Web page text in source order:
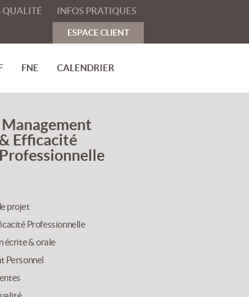
QUALITÉ INFOS PRATIQUES
ESPACE CLIENT
FNE CALENDRIER
Management
& Efficacité
Professionnelle
projet
Professionnelle
écrite & orale
Personnel